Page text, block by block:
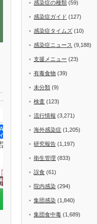
感染症の種類 (59)
感染症ガイド (127)
感染症タイムズ (10)
感染症ニュース (9,188)
支援メニュー (23)
有毒食物 (39)
未分類 (9)
検査 (123)
流行情報 (3,271)
海外感染症 (1,205)
研究報告 (1,197)
衛生管理 (833)
誤食 (61)
院内感染 (294)
集団感染 (1,840)
集団食中毒 (1,689)